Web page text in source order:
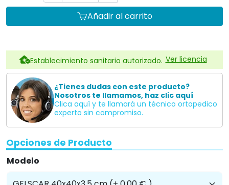
Añadir al carrito
Establecimiento sanitario autorizado. Ver licencia
¿Tienes dudas con este producto?
Nosotros te llamamos, haz clic aquí
Clica aquí y te llamará un técnico ortopedico
experto sin compromiso.
Opciones de Producto
Modelo